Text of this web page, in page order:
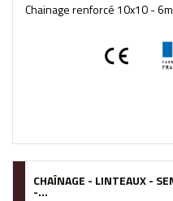
Chainage renforcé 10x10 -
CHAÎNAGE - LINTEAUX -
-...